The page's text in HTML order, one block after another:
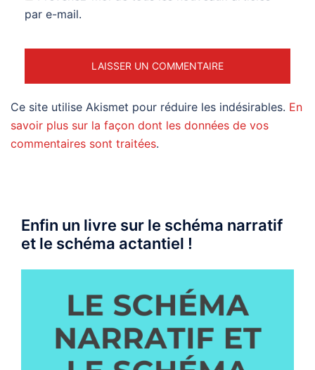
par e-mail.
Ce site utilise Akismet pour réduire les indésirables. En
savoir plus sur la façon dont les données de vos
commentaires sont traitées.
Enfin un livre sur le schéma narratif
et le schéma actantiel !